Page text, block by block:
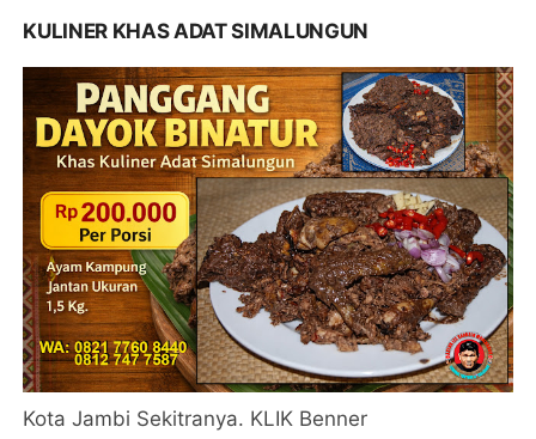
KULINER KHAS ADAT SIMALUNGUN
Kota Jambi Sekitranya. KLIK Benner